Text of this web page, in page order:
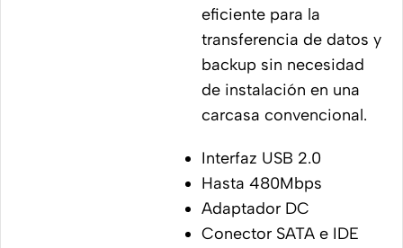
eficiente para la
transferencia de datos y
backup sin necesidad
de instalación en una
carcasa convencional.
Interfaz USB 2.0
Hasta 480Mbps
Adaptador DC
Conector SATA e IDE